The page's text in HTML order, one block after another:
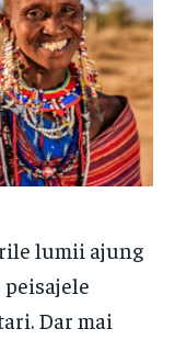
lumii ajung
Dar mai